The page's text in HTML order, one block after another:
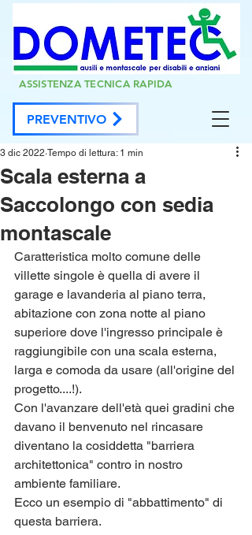
PREVENTIVO
ASSISTENZA TECNICA RAPIDA
Scala esterna a
Saccolongo con sedia
montascale
3 dic 2022 Tempo di lettura: 1 min
Caratteristica molto comune delle
villette singole è quella di avere il
garage e lavanderia al piano terra,
abitazione con zona notte al piano
superiore dove l'ingresso principale è
raggiungibile con una scala esterna,
larga e comoda da usare (all'origine del
progetto....!).
Con l'avanzare dell'età quei gradini che
davano il benvenuto nel rincasare
diventano la cosiddetta "barriera
architettonica" contro in nostro
ambiente familiare.
Ecco un esempio di "abbattimento" di
questa barriera.